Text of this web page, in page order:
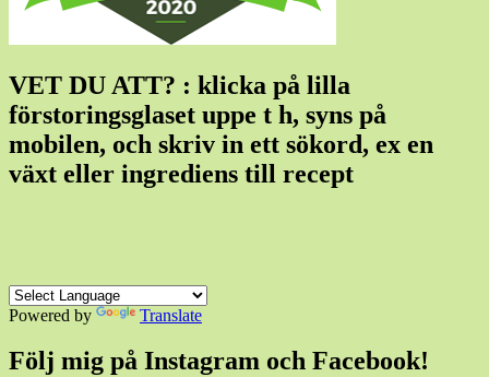
VET DU ATT? : klicka på lilla
förstoringsglaset uppe t h, syns på
mobilen, och skriv in ett sökord, ex en
växt eller ingrediens till recept
Powered by Translate
Följ mig på Instagram och Facebook!